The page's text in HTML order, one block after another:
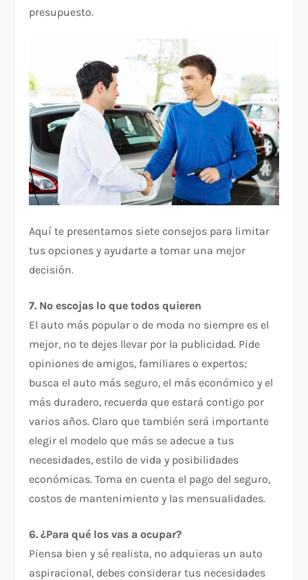
presupuesto.
Aquí te presentamos siete consejos para limitar
tus opciones y ayudarte a tomar una mejor
decisión.
7. No escojas lo que todos quieren
El auto más popular o de moda no siempre es el
mejor, no te dejes llevar por la publicidad. Pide
opiniones de amigos, familiares o expertos;
busca el auto más seguro, el más económico y el
más duradero, recuerda que estará contigo por
varios años. Claro que también será importante
elegir el modelo que más se adecue a tus
necesidades, estilo de vida y posibilidades
económicas. Toma en cuenta el pago del seguro,
costos de mantenimiento y las mensualidades.
6. ¿Para qué los vas a ocupar?
Piensa bien y sé realista, no adquieras un auto
aspiracional, debes considerar tus necesidades